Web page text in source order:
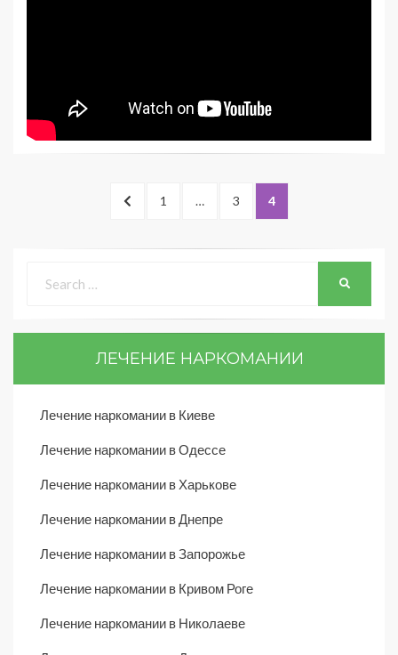
1 … 3 4
ЛЕЧЕНИЕ НАРКОМАНИИ
Лечение наркомании в Киеве
Лечение наркомании в Одессе
Лечение наркомании в Харькове
Лечение наркомании в Днепре
Лечение наркомании в Запорожье
Лечение наркомании в Кривом Роге
Лечение наркомании в Николаеве